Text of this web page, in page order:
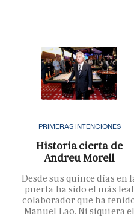
PRIMERAS INTENCIONES
Historia cierta de
Andreu Morell
Desde sus quince días en
puerta ha sido el más leal
colaborador que ha
Manuel Lao. Ni siquiera